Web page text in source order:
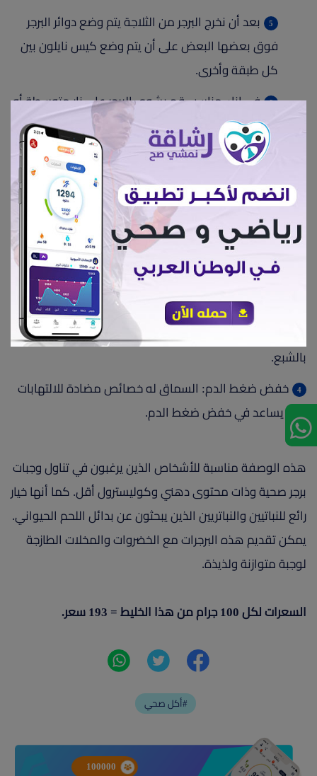
بعد أن نخرج البرجر من الثلاجة يتم وضع دوائر البرجر
فوق بعضها البعض على أن يتم وضع كيس نايلون بين
كل طبقة وأخرى.
في إناء مناسب قم بشوى البرجر علي نار متوسطة أو
في الفرن علي نار متوسطة.
الفوائد الصحية لها تشمل:
انخفاض في الدهون والكوليسترول: استخدام اللحم قليل
الدهون والإضافة إلى فول الصويا يساعد على تقليل محتوى
الدهون والكوليسترول في البرجر.
زيادة البروتين النباتي: فول الصويا هو مصدر ممتاز
للبروتين النباتي، مما يجعله خيارًا صحيًا للنباتيين والنباتريين.
تحسين الألياف الغذائية: إضافة الشوفان يزيد من محتوى
الألياف الغذائية، والتي تسهم في الهضم الصحي والشعور
بالشبع.
خفض ضغط الدم: السماق له خصائص مضادة للالتهابات
وقد يساعد في خفض ضغط الدم.
هذه الوصفة مناسبة للأشخاص الذين يرغبون في تناول وجبات
برجر صحية وذات محتوى دهني وكوليسترول أقل. كما أنها خيار
رائع للنباتيين والنباتريين الذين يبحثون عن بدائل اللحم الحيواني.
يمكن تقديم هذه البرجرات مع الخضروات والمخلات الطازجة
لوجبة متوازنة ولذيذة.
السعرات لكل 100 جرام من هذا الخليط = 193 سعر.
أكل صحي#
100000